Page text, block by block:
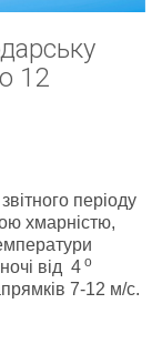
12
періоду
хмарністю,
від 4 о
7-12 м/с.